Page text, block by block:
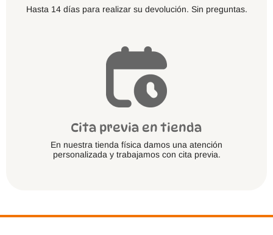
Hasta 14 días para realizar su devolución. Sin preguntas.
Cita previa en tienda
En nuestra tienda física damos una atención
personalizada y trabajamos con cita previa.